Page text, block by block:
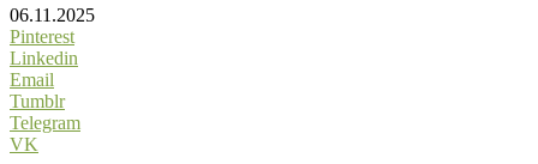
06.11.2025
Pinterest
Linkedin
Email
Tumblr
Telegram
VK